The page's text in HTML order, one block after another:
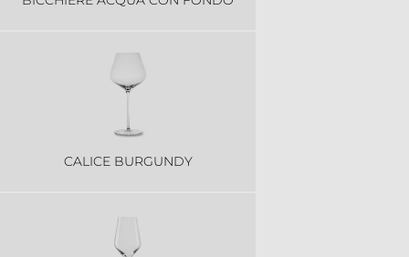
CALICE BURGUNDY